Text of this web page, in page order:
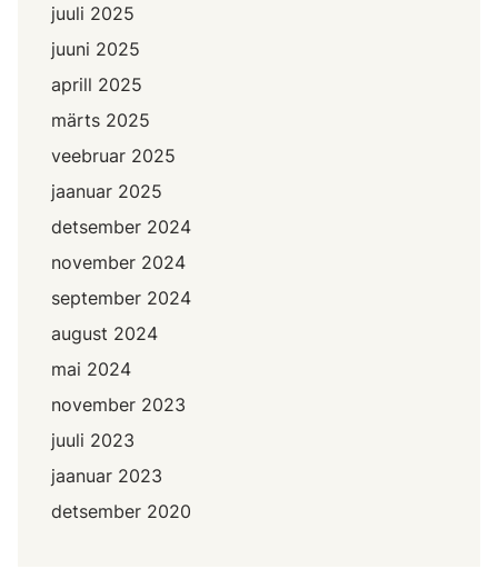
juuli 2025
juuni 2025
aprill 2025
märts 2025
veebruar 2025
jaanuar 2025
detsember 2024
november 2024
september 2024
august 2024
mai 2024
november 2023
juuli 2023
jaanuar 2023
detsember 2020